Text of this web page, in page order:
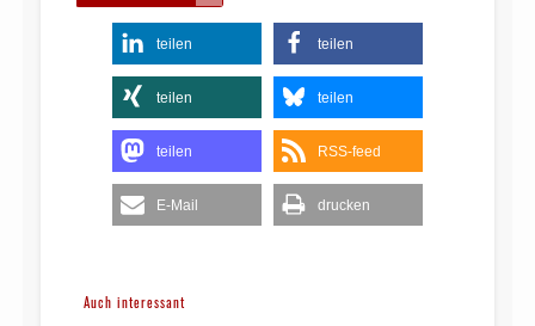
teilen teilen
teilen teilen
teilen RSS-feed
E-Mail drucken
Auch interessant